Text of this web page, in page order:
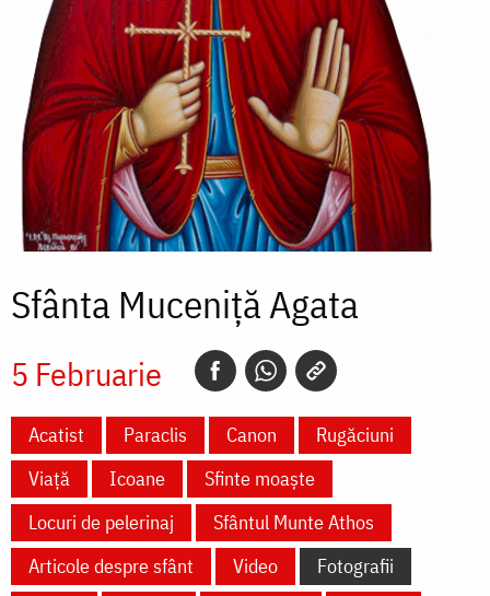
Sfânta Muceniță Agata
5 Februarie
Acatist Paraclis Canon
Rugăciuni
Viață
Icoane
Sfinte moaște
Locuri de pelerinaj
Sfântul Munte Athos
Articole despre sfânt
Video
Fotografii